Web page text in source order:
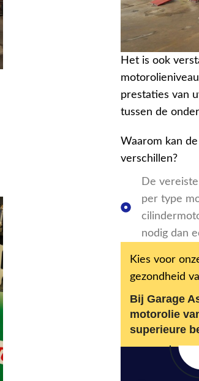
Het is ook
prestaties van
tussen de
Waarom kan
verschillen?
De
per type
nodig dan
Kies voor
gezondheid
Bij Garage
motorolie
superieure